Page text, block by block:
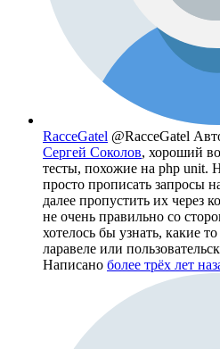
RacceGatel @RacceGatel
Сергей Соколов, хороший
тесты, похожие на php unit.
просто прописать запросы
далее пропустить их через
не очень правильно со
хотелось бы узнать, какие
ларавеле или
Написано более трёх лет